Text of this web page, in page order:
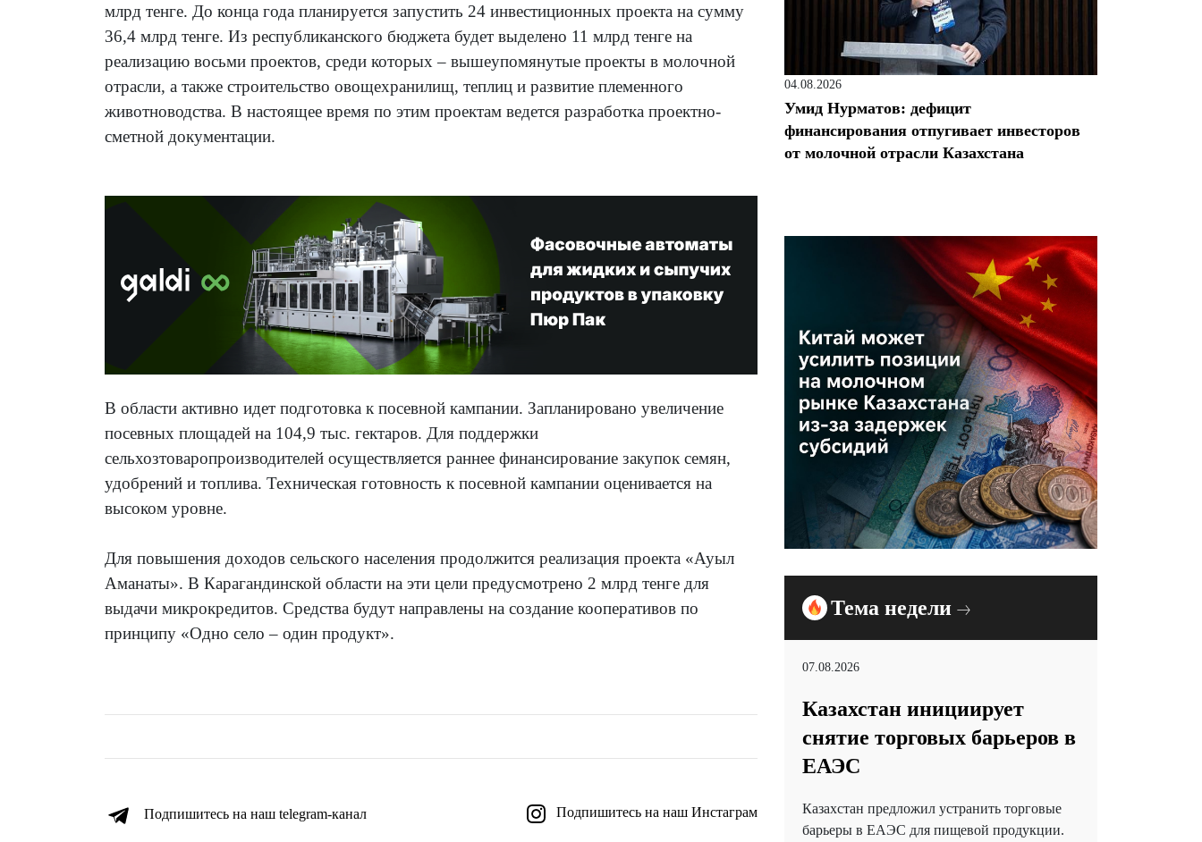
млрд тенге. До конца года планируется запустить 24 инвестиционных проекта на сумму
36,4 млрд тенге. Из республиканского бюджета будет выделено 11 млрд тенге на
реализацию восьми проектов, среди которых – вышеупомянутые проекты в молочной
отрасли, а также строительство овощехранилищ, теплиц и развитие племенного
животноводства. В настоящее время по этим проектам ведется разработка проектно-
сметной документации.
В области активно идет подготовка к посевной кампании. Запланировано увеличение
посевных площадей на 104,9 тыс. гектаров. Для поддержки
сельхозтоваропроизводителей осуществляется раннее финансирование закупок семян,
удобрений и топлива. Техническая готовность к посевной кампании оценивается на
высоком уровне.
Для повышения доходов сельского населения продолжится реализация проекта «Ауыл
Аманаты». В Карагандинской области на эти цели предусмотрено 2 млрд тенге для
выдачи микрокредитов. Средства будут направлены на создание кооперативов по
принципу «Одно село – один продукт».
Подпишитесь на наш telegram-канал Подпишитесь на наш Инстаграм
04.08.2026
Умид Нурматов: дефицит
финансирования отпугивает инвесторов
от молочной отрасли Казахстана
Тема недели
07.08.2026
Казахстан инициирует
снятие торговых барьеров в
ЕАЭС
Казахстан предложил устранить торговые
барьеры в ЕАЭС для пищевой продукции.